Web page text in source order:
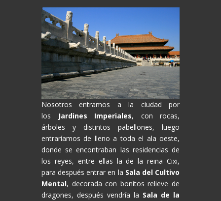
Nosotros entramos a la ciudad por
los
Jardines Imperiales, con rocas,
árboles y distintos pabellones, luego
entraríamos de lleno a toda el ala oeste,
donde se encontraban las residencias de
los reyes, entre ellas la de la reina Cixi,
para después entrar en la Sala del Cultivo
Mental, decorada con bonitos relieve de
dragones, después vendría la Sala de la